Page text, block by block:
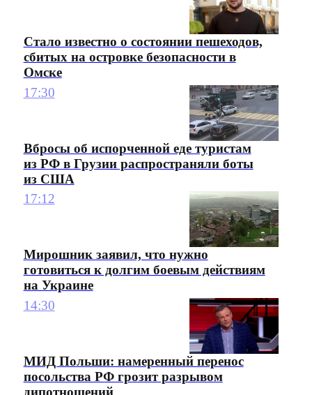
Стало известно о состоянии пешеходов,
сбитых на островке безопасности в
Омске
17:30
Вбросы об испорченной еде туристам
из РФ в Грузии распространяли боты
из США
17:12
Мирошник заявил, что нужно
готовиться к долгим боевым действиям
на Украине
14:30
МИД Польши: намеренный перенос
посольства РФ грозит разрывом
дипотношений